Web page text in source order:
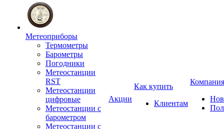
Метеоприборы
Термометры
Барометры
Погодники
Метеостанции
RST
Метеостанции
цифровые
Метеостанции с
барометром
Метеостанции с
Акции
Как купить
Клиентам
Компания